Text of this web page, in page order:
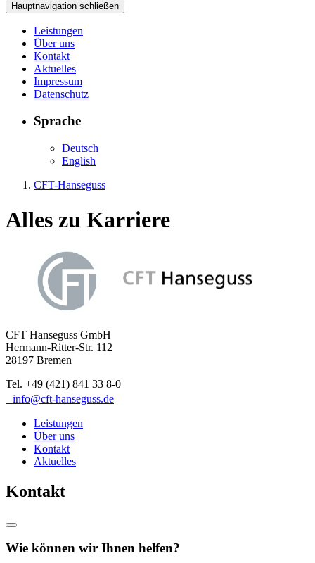
Hauptnavigation schließen
Leistungen
Über uns
Kontakt
Aktuelles
Impressum
Datenschutz
Sprache
Deutsch
English
CFT-Hanseguss
Alles zu Karriere
CFT Hanseguss GmbH
Hermann-Ritter-Str. 112
28197 Bremen
Tel. +49 (421) 841 33 8-0
info@cft-hanseguss.de
Leistungen
Über uns
Kontakt
Aktuelles
Kontakt
Wie können wir Ihnen helfen?